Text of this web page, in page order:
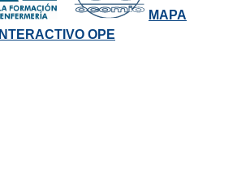
MAPA
INTERACTIVO OPE